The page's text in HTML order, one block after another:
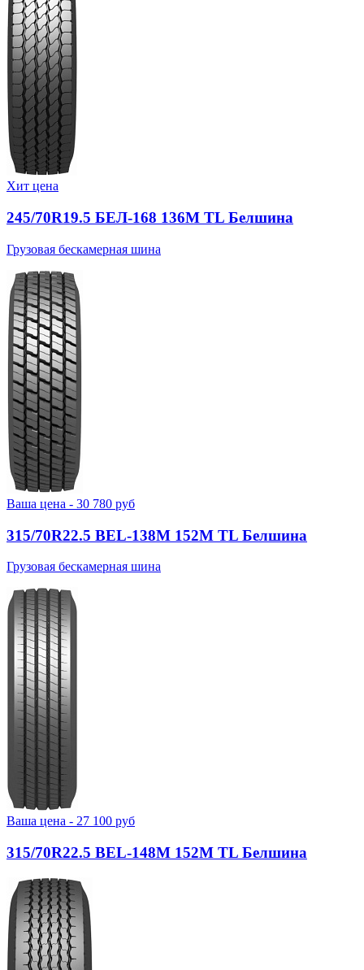
Хит цена
245/70R19.5 БЕЛ-168 136M TL Белшина
Грузовая бескамерная шина
Ваша цена - 30 780 руб
315/70R22.5 BEL-138М 152M TL Белшина
Грузовая бескамерная шина
Ваша цена - 27 100 руб
315/70R22.5 BEL-148М 152M TL Белшина